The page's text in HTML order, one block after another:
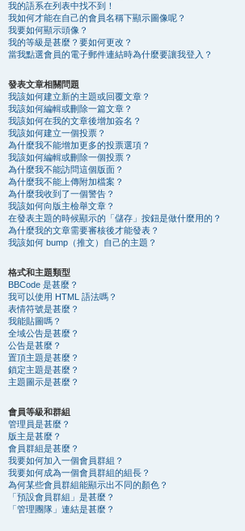
我的語系在列表中找不到！
我如何才能在自己的會員名稱下顯示圖像呢？
我要如何顯示頭像？
我的等級是甚麼？要如何更改？
當我點選會員的電子郵件連結時為什麼要讓我登入？
發表文章相關問題
我該如何建立新的主題或回覆文章？
我該如何編輯或刪除一篇文章？
我該如何在我的文章後增加簽名？
我該如何建立一個投票？
為什麼我不能增加更多的投票選項？
我該如何編輯或刪除一個投票？
為什麼我不能訪問這個版面？
為什麼我不能上傳附加檔案？
為什麼我收到了一個警告？
我該如何向版主檢舉文章？
在發表主題的時候顯示的「儲存」按鈕是做什麼用的？
為什麼我的文章需要審核後才能發表？
我該如何 bump（推文）自己的主題？
格式和主題類型
BBCode 是甚麼？
我可以使用 HTML 語法嗎？
表情符號是甚麼？
我能貼圖嗎？
全域公告是甚麼？
公告是甚麼？
置頂主題是甚麼？
鎖定主題是甚麼？
主題圖示是甚麼？
會員等級和群組
管理員是甚麼？
版主是甚麼？
會員群組是甚麼？
我要如何加入一個會員群組？
我要如何成為一個會員群組的組長？
為何某些會員群組能顯示出不同的顏色？
「預設會員群組」是甚麼？
「管理團隊」連結是甚麼？